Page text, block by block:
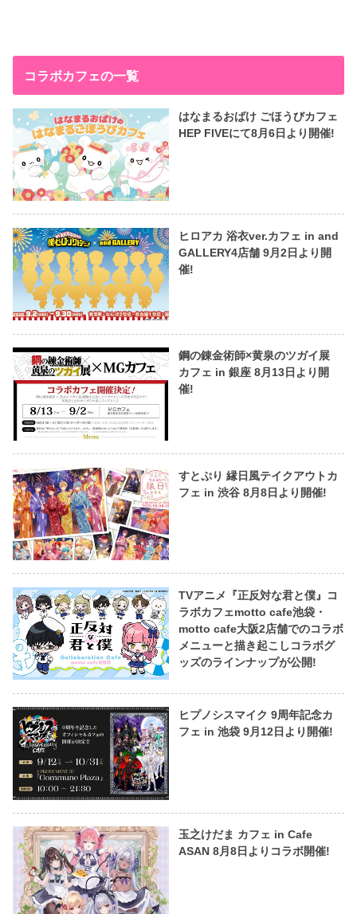
コラボカフェの一覧
はなまるおばけ ごほうびカフェ
HEP FIVEにて8月6日より開催!
ヒロアカ 浴衣ver.カフェ in and
GALLERY4店舗 9月2日より開
催!
鋼の錬金術師×黄泉のツガイ展
カフェ in 銀座 8月13日より開
催!
すとぷり 縁日風テイクアウトカ
フェ in 渋谷 8月8日より開催!
TVアニメ『正反対な君と僕』コ
ラボカフェmotto cafe池袋・
motto cafe大阪2店舗でのコラボ
メニューと描き起こしコラボグ
ッズのラインナップが公開!
ヒプノシスマイク 9周年記念カ
フェ in 池袋 9月12日より開催!
玉之けだま カフェ in Cafe
ASAN 8月8日よりコラボ開催!